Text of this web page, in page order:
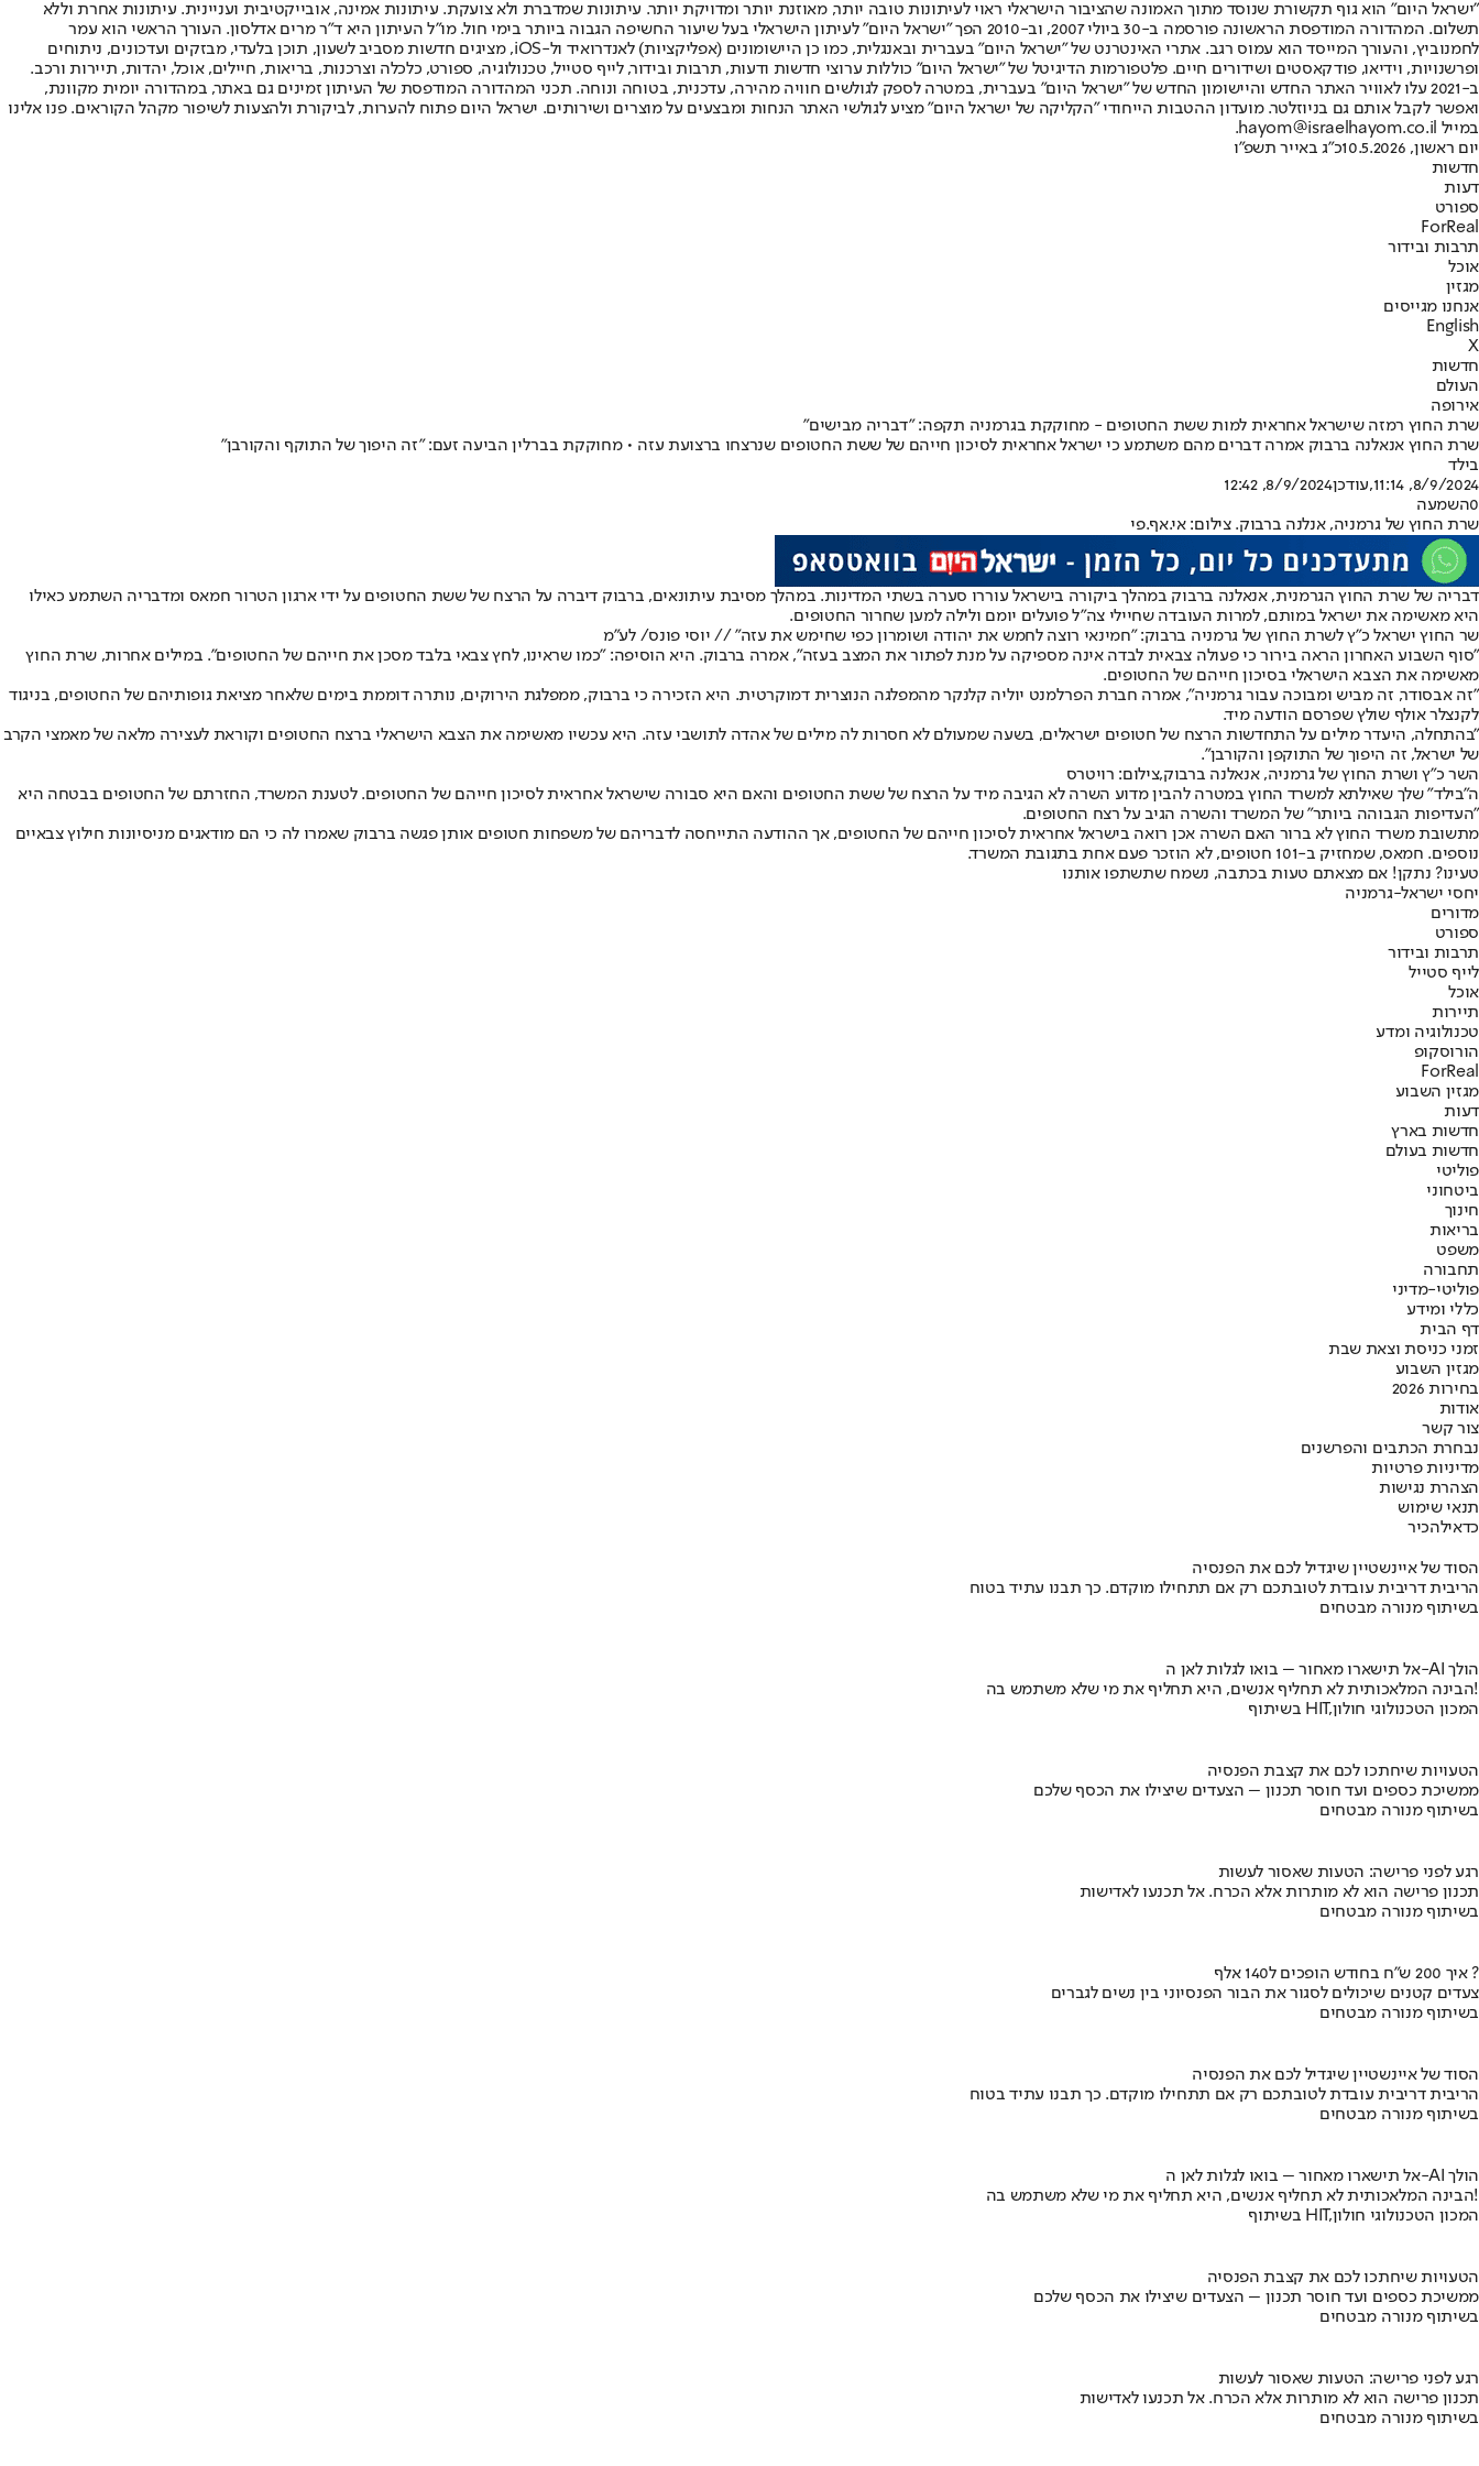
"ישראל היום" הוא גוף תקשורת שנוסד מתוך האמונה שהציבור הישראלי ראוי לעיתונות טובה יותר, מאוזנת יותר ומדויקת יותר. עיתונות שמדברת ולא צועקת. עיתונות אמינה, אובייקטיבית ועניינית. עיתונות אחרת וללא
תשלום. המהדורה המודפסת הראשונה פורסמה ב-30 ביולי 2007, וב-2010 הפך "ישראל היום" לעיתון הישראלי בעל שיעור החשיפה הגבוה ביותר בימי חול. מו"ל העיתון היא ד"ר מרים אדלסון. העורך הראשי הוא עמר
לחמנוביץ, והעורך המייסד הוא עמוס רגב. אתרי האינטרנט של "ישראל היום" בעברית ובאנגלית, כמו כן היישומונים (אפליקציות) לאנדרואיד ול-iOS, מציגים חדשות מסביב לשעון, תוכן בלעדי, מבזקים ועדכונים, ניתוחים
ופרשנויות, וידיאו, פודקאסטים ושידורים חיים. פלטפורמות הדיגיטל של "ישראל היום" כוללות ערוצי חדשות ודעות, תרבות ובידור, לייף סטייל, טכנולוגיה, ספורט, כלכלה וצרכנות, בריאות, חיילים, אוכל, יהדות, תיירות ורכב.
ב-2021 עלו לאוויר האתר החדש והיישומון החדש של "ישראל היום" בעברית, במטרה לספק לגולשים חוויה מהירה, עדכנית, בטוחה ונוחה. תכני המהדורה המודפסת של העיתון זמינים גם באתר, במהדורה יומית מקוונת,
ואפשר לקבל אותם גם בניוזלטר. מועדון ההטבות הייחודי "הקליקה של ישראל היום" מציע לגולשי האתר הנחות ומבצעים על מוצרים ושירותים. ישראל היום פתוח להערות, לביקורת ולהצעות לשיפור מקהל הקוראים. פנו אלינו
במייל hayom@israelhayom.co.il.
יום ראשון, 10.5.2026
כ"ג באייר תשפ"ו
חדשות
דעות
ספורט
ForReal
תרבות ובידור
אוכל
מגזין
אנחנו מגייסים
English
X
חדשות
העולם
אירופה
שרת החוץ רמזה שישראל אחראית למות ששת החטופים - מחוקקת בגרמניה תקפה: "דבריה מבישים"
שרת החוץ אנאלנה ברבוק אמרה דברים מהם משתמע כי ישראל אחראית לסיכון חייהם של ששת החטופים שנרצחו ברצועת עזה • מחוקקת בברלין הביעה זעם: "זה היפוך של התוקף והקורבן"
בילד
8/9/2024, 11:14
,עודכן8/9/2024, 12:42
0השמעה
שרת החוץ של גרמניה, אנלנה ברבוק. צילום: אי.אף.פי
דבריה של שרת החוץ הגרמנית, אנאלנה ברבוק במהלך ביקורה בישראל עוררו סערה בשתי המדינות. במהלך מסיבת עיתונאים, ברבוק דיברה על הרצח של ששת החטופים על ידי ארגון הטרור חמאס ומדבריה השתמע כאילו
היא מאשימה את ישראל במותם, למרות העובדה שחיילי צה"ל פועלים יומם ולילה למען שחרור החטופים.
שר החוץ ישראל כ"ץ לשרת החוץ של גרמניה ברבוק: "חמינאי רוצה לחמש את יהודה ושומרון כפי שחימש את עזה" // יוסי פונס/ לע"מ
"סוף השבוע האחרון הראה בירור כי פעולה צבאית לבדה אינה מספיקה על מנת לפתור את המצב בעזה", אמרה ברבוק. היא הוסיפה: "כמו שראינו, לחץ צבאי בלבד מסכן את חייהם של החטופים". במילים אחרות, שרת החוץ
מאשימה את הצבא הישראלי בסיכון חייהם של החטופים.
"זה אבסודר, זה מביש ומבוכה עבור גרמניה", אמרה חברת הפרלמנט יוליה קלנקר מהמפלגה הנוצרית דמוקרטית. היא הזכירה כי ברבוק, ממפלגת הירוקים, נותרה דוממת בימים שלאחר מציאת גופותיהם של החטופים, בניגוד
לקנצלר אולף שולץ שפרסם הודעה מיד.
"בהתחלה, היעדר מילים על התחדשות הרצח של חטופים ישראלים, בשעה שמעולם לא חסרות לה מילים של אהדה לתושבי עזה. היא עכשיו מאשימה את הצבא הישראלי ברצח החטופים וקוראת לעצירה מלאה של מאמצי הקרב
של ישראל, זה היפוך של התוקפן והקורבן".
השר כ"ץ ושרת החוץ של גרמניה, אנאלנה ברבוק,צילום: רויטרס
ה"בילד" שלך שאילתא למשרד החוץ במטרה להבין מדוע השרה לא הגיבה מיד על הרצח של ששת החטופים והאם היא סבורה שישראל אחראית לסיכון חייהם של החטופים. לטענת המשרד, החזרתם של החטופים בבטחה היא
"העדיפות הגבוהה ביותר" של המשרד והשרה הגיב על רצח החטופים.
מתשובת משרד החוץ לא ברור האם השרה אכן רואה בישראל אחראית לסיכון חייהם של החטופים, אך ההודעה התייחסה לדבריהם של משפחות חטופים אותן פגשה ברבוק שאמרו לה כי הם מודאגים מניסיונות חילוץ צבאיים
נוספים. חמאס, שמחזיק ב-101 חטופים, לא הוזכר פעם אחת בתגובת המשרד.
טעינו? נתקן! אם מצאתם טעות בכתבה, נשמח שתשתפו אותנו
יחסי ישראל-גרמניה
מדורים
ספורט
תרבות ובידור
לייף סטייל
אוכל
תיירות
טכנולוגיה ומדע
הורוסקופ
ForReal
מגזין השבוע
דעות
חדשות בארץ
חדשות בעולם
פוליטי
ביטחוני
חינוך
בריאות
משפט
תחבורה
פוליטי-מדיני
כללי ומידע
דף הבית
זמני כניסת וצאת שבת
מגזין השבוע
בחירות 2026
אודות
צור קשר
נבחרת הכתבים והפרשנים
מדיניות פרטיות
הצהרת נגישות
תנאי שימוש
כדאילהכיר
הסוד של איינשטיין שיגדיל לכם את הפנסיה
הריבית דריבית עובדת לטובתכם רק אם תתחילו מוקדם. כך תבנו עתיד בטוח
בשיתוף מנורה מבטחים
אל תישארו מאחור – בואו לגלות לאן ה-AI הולך
הבינה המלאכותית לא תחליף אנשים, היא תחליף את מי שלא משתמש בה!
בשיתוף HIT,המכון הטכנולוגי חולון
הטעויות שיחתכו לכם את קצבת הפנסיה
ממשיכת כספים ועד חוסר תכנון – הצעדים שיצילו את הכסף שלכם
בשיתוף מנורה מבטחים
רגע לפני פרישה: הטעות שאסור לעשות
תכנון פרישה הוא לא מותרות אלא הכרח. אל תכנעו לאדישות
בשיתוף מנורה מבטחים
איך 200 ש"ח בחודש הופכים ל140 אלף ?
צעדים קטנים שיכולים לסגור את הבור הפנסיוני בין נשים לגברים
בשיתוף מנורה מבטחים
הסוד של איינשטיין שיגדיל לכם את הפנסיה
הריבית דריבית עובדת לטובתכם רק אם תתחילו מוקדם. כך תבנו עתיד בטוח
בשיתוף מנורה מבטחים
אל תישארו מאחור – בואו לגלות לאן ה-AI הולך
הבינה המלאכותית לא תחליף אנשים, היא תחליף את מי שלא משתמש בה!
בשיתוף HIT,המכון הטכנולוגי חולון
הטעויות שיחתכו לכם את קצבת הפנסיה
ממשיכת כספים ועד חוסר תכנון – הצעדים שיצילו את הכסף שלכם
בשיתוף מנורה מבטחים
רגע לפני פרישה: הטעות שאסור לעשות
תכנון פרישה הוא לא מותרות אלא הכרח. אל תכנעו לאדישות
בשיתוף מנורה מבטחים